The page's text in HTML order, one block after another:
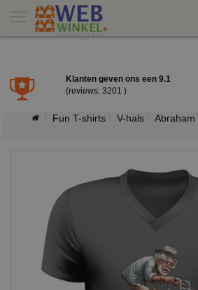
Klanten geven ons een 9.1
(reviews: 3201 )
Fun T-shirts V-hals Abraham